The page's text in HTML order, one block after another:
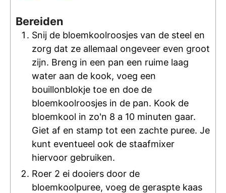
Bereiden
Snij de bloemkoolroosjes van de steel en
zorg dat ze allemaal ongeveer even groot
zijn. Breng in een pan een ruime laag
water aan de kook, voeg een
bouillonblokje toe en doe de
bloemkoolroosjes in de pan. Kook de
bloemkool in zo'n 8 a 10 minuten gaar.
Giet af en stamp tot een zachte puree. Je
kunt eventueel ook de staafmixer
hiervoor gebruiken.
Roer 2 ei dooiers door de
bloemkoolpuree, voeg de geraspte kaas